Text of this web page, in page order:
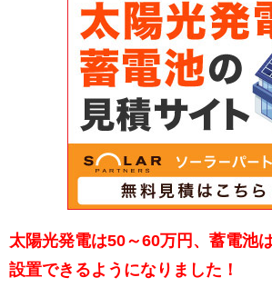
太陽光発電は50～60万円、蓄電池
設置できるようになりました！